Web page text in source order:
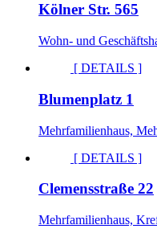
Kölner Str. 565
Wohn- und
[ DETAILS ]
Blumenplatz 1
Mehrfamilienhaus,
[ DETAILS ]
Clemensstraße 22
Mehrfamilienhaus,